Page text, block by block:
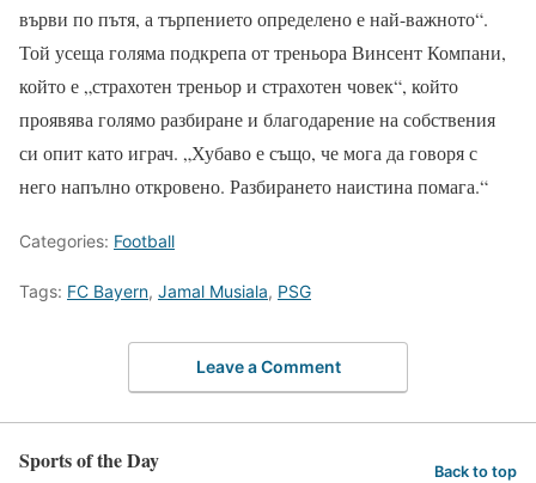
върви по пътя, а търпението определено е най-важното“.
Той усеща голяма подкрепа от треньора Винсент Компани,
който е „страхотен треньор и страхотен човек“, който
проявява голямо разбиране и благодарение на собствения
си опит като играч. „Хубаво е също, че мога да говоря с
него напълно откровено. Разбирането наистина помага.“
Categories: Football
Tags: FC Bayern, Jamal Musiala, PSG
Leave a Comment
Sports of the Day Back to top